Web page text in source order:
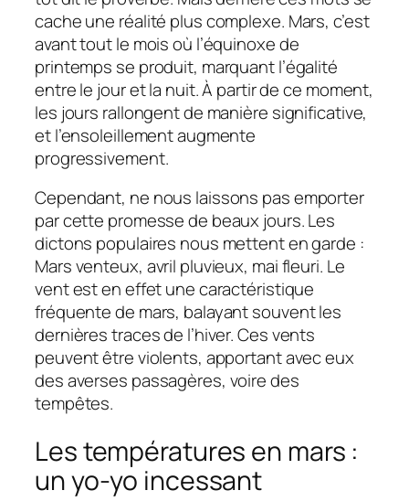
cache une réalité plus complexe. Mars, c’est
avant tout le mois où l’équinoxe de
printemps se produit, marquant l’égalité
entre le jour et la nuit. À partir de ce moment,
les jours rallongent de manière significative,
et l’ensoleillement augmente
progressivement.
Cependant, ne nous laissons pas emporter
par cette promesse de beaux jours. Les
dictons populaires nous mettent en garde :
Mars venteux, avril pluvieux, mai fleuri. Le
vent est en effet une caractéristique
fréquente de mars, balayant souvent les
dernières traces de l’hiver. Ces vents
peuvent être violents, apportant avec eux
des averses passagères, voire des
tempêtes.
Les températures en mars :
un yo-yo incessant